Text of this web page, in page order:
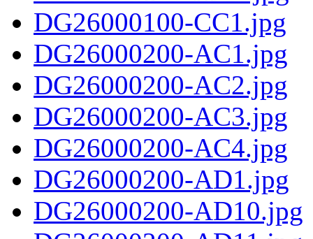
DG26000100-CC1.jpg
DG26000200-AC1.jpg
DG26000200-AC2.jpg
DG26000200-AC3.jpg
DG26000200-AC4.jpg
DG26000200-AD1.jpg
DG26000200-AD10.jpg